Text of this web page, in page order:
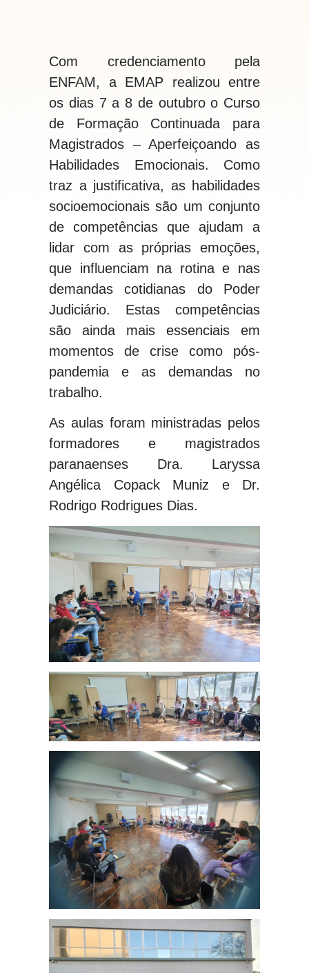
Com credenciamento pela
ENFAM, a EMAP realizou entre
os dias 7 a 8 de outubro o Curso
de Formação Continuada para
Magistrados – Aperfeiçoando as
Habilidades Emocionais. Como
traz a justificativa, as habilidades
socioemocionais são um conjunto
de competências que ajudam a
lidar com as próprias emoções,
que influenciam na rotina e nas
demandas cotidianas do Poder
Judiciário. Estas competências
são ainda mais essenciais em
momentos de crise como pós-
pandemia e as demandas no
trabalho.
As aulas foram ministradas pelos
formadores e magistrados
paranaenses Dra. Laryssa
Angélica Copack Muniz e Dr.
Rodrigo Rodrigues Dias.